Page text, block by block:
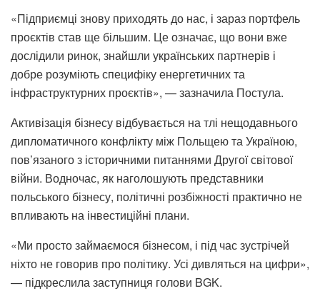
«Підприємці знову приходять до нас, і зараз портфель
проєктів став ще більшим. Це означає, що вони вже
дослідили ринок, знайшли українських партнерів і
добре розуміють специфіку енергетичних та
інфраструктурних проєктів», — зазначила Постула.
Активізація бізнесу відбувається на тлі нещодавнього
дипломатичного конфлікту між Польщею та Україною,
пов’язаного з історичними питаннями Другої світової
війни. Водночас, як наголошують представники
польського бізнесу, політичні розбіжності практично не
впливають на інвестиційні плани.
«Ми просто займаємося бізнесом, і під час зустрічей
ніхто не говорив про політику. Усі дивляться на цифри»,
— підкреслила заступниця голови BGK.